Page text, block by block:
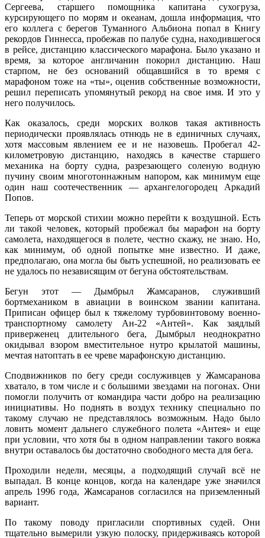
Сергеева, старшего помощника капитана сухогруза,
курсирующего по морям и океанам, дошла информация, что
его коллега с берегов Туманного Альбиона попал в Книгу
рекордов Гиннесса, пробежав по палубе судна, находившегося
в рейсе, дистанцию классического марафона. Было указано и
время, за которое англичанин покорил дистанцию. Наш
старпом, не без оснований общавшийся в то время с
марафоном тоже на «ты», оценив собственные возможности,
решил переписать упомянутый рекорд на свое имя. И это у
него получилось.
Как оказалось, среди морских волков такая активность
периодически проявлялась отнюдь не в единичных случаях,
хотя массовым явлением ее и не назовешь. Пробегал 42-
километровую дистанцию, находясь в качестве старшего
механика на борту судна, разрезающего соленую водную
пучину своим многотоннажным напором, как минимум еще
один наш соотечественник — архангелогородец Аркадий
Попов.
Теперь от морской стихии можно перейти к воздушной. Есть
ли такой человек, который пробежал бы марафон на борту
самолета, находящегося в полете, честно скажу, не знаю. Но,
как минимум, об одной попытке мне известно. И даже,
предполагаю, она могла бы быть успешной, но реализовать ее
не удалось по независящим от бегуна обстоятельствам.
Бегун этот — Дымбрыл Жамсаранов, служивший
бортмехаником в авиации в воинском звании капитана.
Приписан офицер был к тяжелому турбовинтовому военно-
транспортному самолету Ан-22 «Антей». Как заядлый
приверженец длительного бега, Дымбрыл неоднократно
окидывал взором вместительное нутро крылатой машины,
мечтая натоптать в ее чреве марафонскую дистанцию.
Сподвижников по бегу среди сослуживцев у Жамсаранова
хватало, в том числе и с большими звездами на погонах. Они
помогли получить от командира части добро на реализацию
инициативы. Но поднять в воздух технику специально по
такому случаю не представлялось возможным. Надо было
ловить момент дальнего служебного полета «Антея» и еще
при условии, что хотя бы в одном направлении такого вояжа
внутри оставалось бы достаточно свободного места для бега.
Проходили недели, месяцы, а подходящий случай всё не
выпадал. В конце концов, когда на календаре уже значился
апрель 1996 года, Жамсаранов согласился на приземленный
вариант.
По такому поводу пригласили спортивных судей. Они
тщательно вымерили узкую полоску, придерживаясь которой